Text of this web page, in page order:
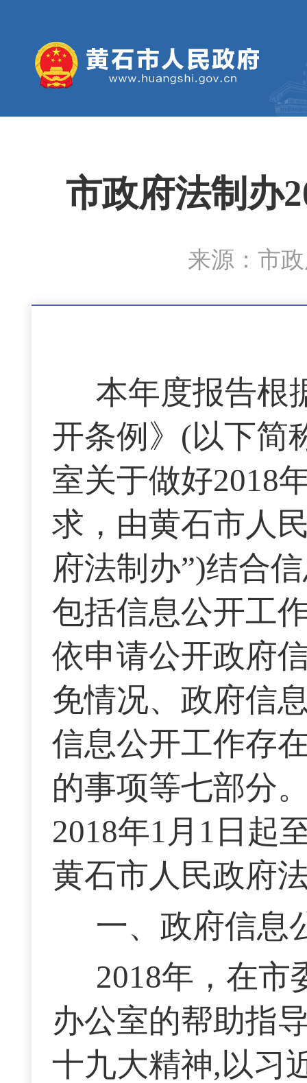
市政府法制办
来源：市
本年度报告根
开条例》(以下简
室关于做好2018
求，由黄石市人
府法制办”)结合
包括信息公开工
依申请公开政府
免情况、政府信
信息公开工作存
的事项等七部分
2018年1月1日起
黄石市人民政府
一、政府信息
2018年，在市
办公室的帮助指
十九大精神,以习